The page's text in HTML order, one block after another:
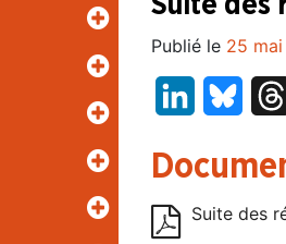
Publié le 25
LinkedIn
Suite des